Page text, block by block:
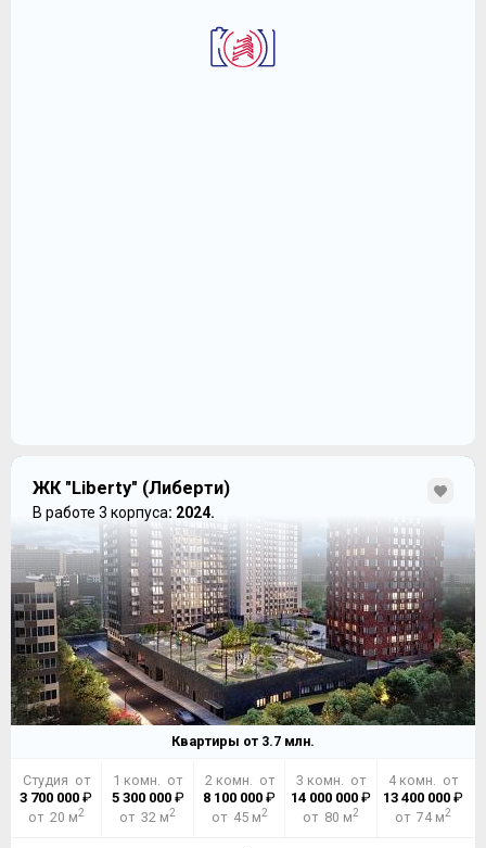
ЖК "Liberty" (Либерти)
В работе 3 корпуса: 2024.
Квартиры от 3.7 млн.
Студия от
3 700 000 ₽
от 20 м2
1 комн. от
5 300 000₽
от 32 м2
2 комн. от
8 100 000 ₽
от 45 м2
3 комн. от
14 000 000 ₽
от 80 м2
4 комн. от
13 400 000₽
от 74 м2